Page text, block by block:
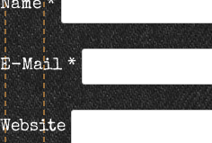
Name*
E-Mail*
Website